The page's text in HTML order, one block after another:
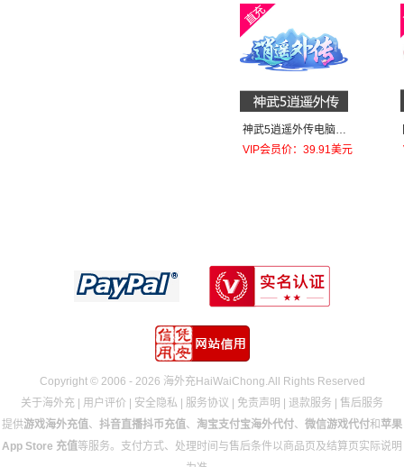
神武5逍遥外传电脑端2
40元金币
VIP会员价：39.91美元
Copyright © 2006 - 2026 海外充HaiWaiChong.All Rights Reserved
关于海外充 | 用户评价 | 安全隐私 | 服务协议 | 免责声明 | 退款服务 | 售后服务
提供游戏海外充值、 抖音直播抖币充值、 淘宝支付宝海外代付、 微信游戏代付和 苹果
App Store 充值等服务。支付方式、处理时间与售后条件以商品页及结算页实际说明